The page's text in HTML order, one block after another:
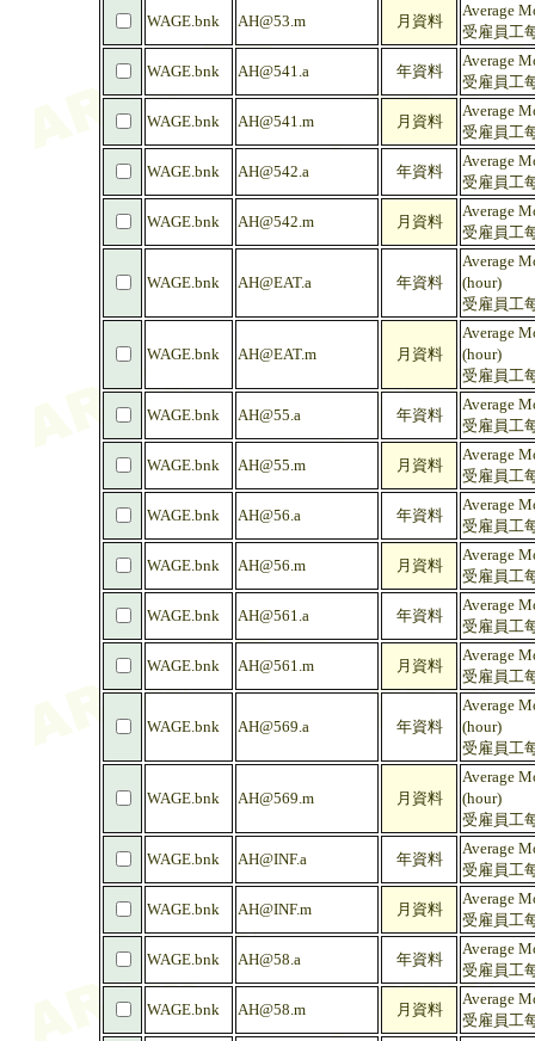
WAGE.bnk AH@53.m 月資料
Average
受雇員工
WAGE.bnk AH@541.a 年資料
Average
受雇員工
WAGE.bnk AH@541.m 月資料
Average
受雇員工
WAGE.bnk AH@542.a 年資料
Average
受雇員工
WAGE.bnk AH@542.m 月資料
Average
受雇員工
WAGE.bnk AH@EAT.a 年資料
Average
(hour)
受雇員工
WAGE.bnk AH@EAT.m 月資料
Average
(hour)
受雇員工
WAGE.bnk AH@55.a 年資料
Average
受雇員工
WAGE.bnk AH@55.m 月資料
Average
受雇員工
WAGE.bnk AH@56.a 年資料
Average
受雇員工
WAGE.bnk AH@56.m 月資料
Average
受雇員工
WAGE.bnk AH@561.a 年資料
Average
受雇員工
WAGE.bnk AH@561.m 月資料
Average
受雇員工
WAGE.bnk AH@569.a 年資料
Average
(hour)
受雇員工
WAGE.bnk AH@569.m 月資料
Average
(hour)
受雇員工
WAGE.bnk AH@INF.a 年資料
Average
受雇員工
WAGE.bnk AH@INF.m 月資料
Average
受雇員工
WAGE.bnk AH@58.a 年資料
Average
受雇員工
WAGE.bnk AH@58.m 月資料
Average
受雇員工